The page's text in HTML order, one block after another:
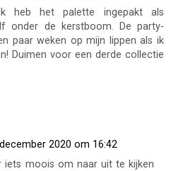
heb het palette ingepakt als
onder de kerstboom. De party-
paar weken op mijn lippen als ik
Duimen voor een derde collectie
2020 om 16:42
iets moois om naar uit te kijken